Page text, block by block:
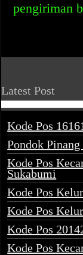
pengiriman
Latest Post
Kode Pos
Pondok Pinang
Kode Pos
Sukabumi
Kode Pos
Kode Pos
Kode Pos
Kode Pos